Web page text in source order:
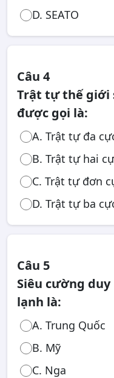
D. SEATO
Câu 4
Trật tự thế giới
được gọi là:
A. Trật tự đa
B. Trật tự hai
C. Trật tự đơn
D. Trật tự ba
Câu 5
Siêu cường
lạnh là:
A. Trung Quốc
B. Mỹ
C. Nga